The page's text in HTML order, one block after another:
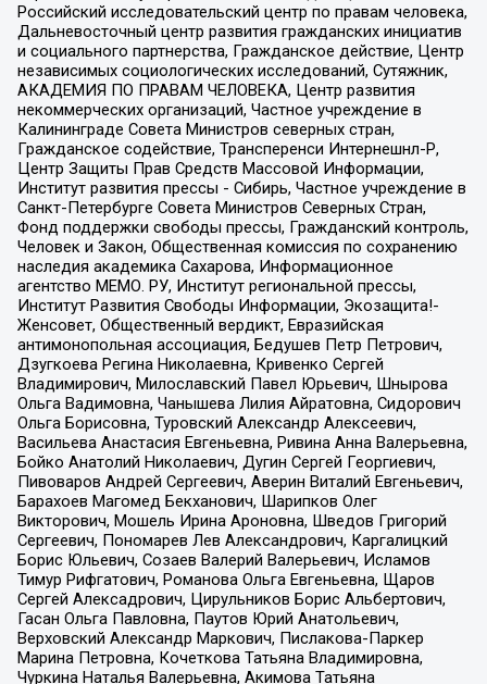
Российский исследовательский центр по правам человека,
Дальневосточный центр развития гражданских инициатив
и социального партнерства, Гражданское действие, Центр
независимых социологических исследований, Сутяжник,
АКАДЕМИЯ ПО ПРАВАМ ЧЕЛОВЕКА, Центр развития
некоммерческих организаций, Частное учреждение в
Калининграде Совета Министров северных стран,
Гражданское содействие, Трансперенси Интернешнл-Р,
Центр Защиты Прав Средств Массовой Информации,
Институт развития прессы - Сибирь, Частное учреждение в
Санкт-Петербурге Совета Министров Северных Стран,
Фонд поддержки свободы прессы, Гражданский контроль,
Человек и Закон, Общественная комиссия по сохранению
наследия академика Сахарова, Информационное
агентство МЕМО. РУ, Институт региональной прессы,
Институт Развития Свободы Информации, Экозащита!-
Женсовет, Общественный вердикт, Евразийская
антимонопольная ассоциация, Бедушев Петр Петрович,
Дзугкоева Регина Николаевна, Кривенко Сергей
Владимирович, Милославский Павел Юрьевич, Шнырова
Ольга Вадимовна, Чанышева Лилия Айратовна, Сидорович
Ольга Борисовна, Туровский Александр Алексеевич,
Васильева Анастасия Евгеньевна, Ривина Анна Валерьевна,
Бойко Анатолий Николаевич, Дугин Сергей Георгиевич,
Пивоваров Андрей Сергеевич, Аверин Виталий Евгеньевич,
Барахоев Магомед Бекханович, Шарипков Олег
Викторович, Мошель Ирина Ароновна, Шведов Григорий
Сергеевич, Пономарев Лев Александрович, Каргалицкий
Борис Юльевич, Созаев Валерий Валерьевич, Исламов
Тимур Рифгатович, Романова Ольга Евгеньевна, Щаров
Сергей Алексадрович, Цирульников Борис Альбертович,
Гасан Ольга Павловна, Паутов Юрий Анатольевич,
Верховский Александр Маркович, Пислакова-Паркер
Марина Петровна, Кочеткова Татьяна Владимировна,
Чуркина Наталья Валерьевна, Акимова Татьяна